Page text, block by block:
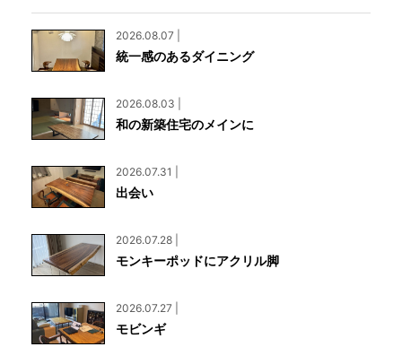
2026.08.07 |
統一感のあるダイニング
2026.08.03 |
和の新築住宅のメインに
2026.07.31 |
出会い
2026.07.28 |
モンキーポッドにアクリル脚
2026.07.27 |
モビンギ